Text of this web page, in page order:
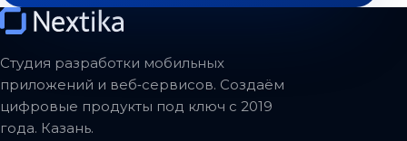
Студия разработки мобильных
приложений и веб‑сервисов. Создаём
цифровые продукты под ключ с 2019
года. Казань.